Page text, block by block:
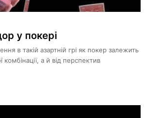
у покері
в такій азартній грі як покер залежить
комбінації, а й від перспектив